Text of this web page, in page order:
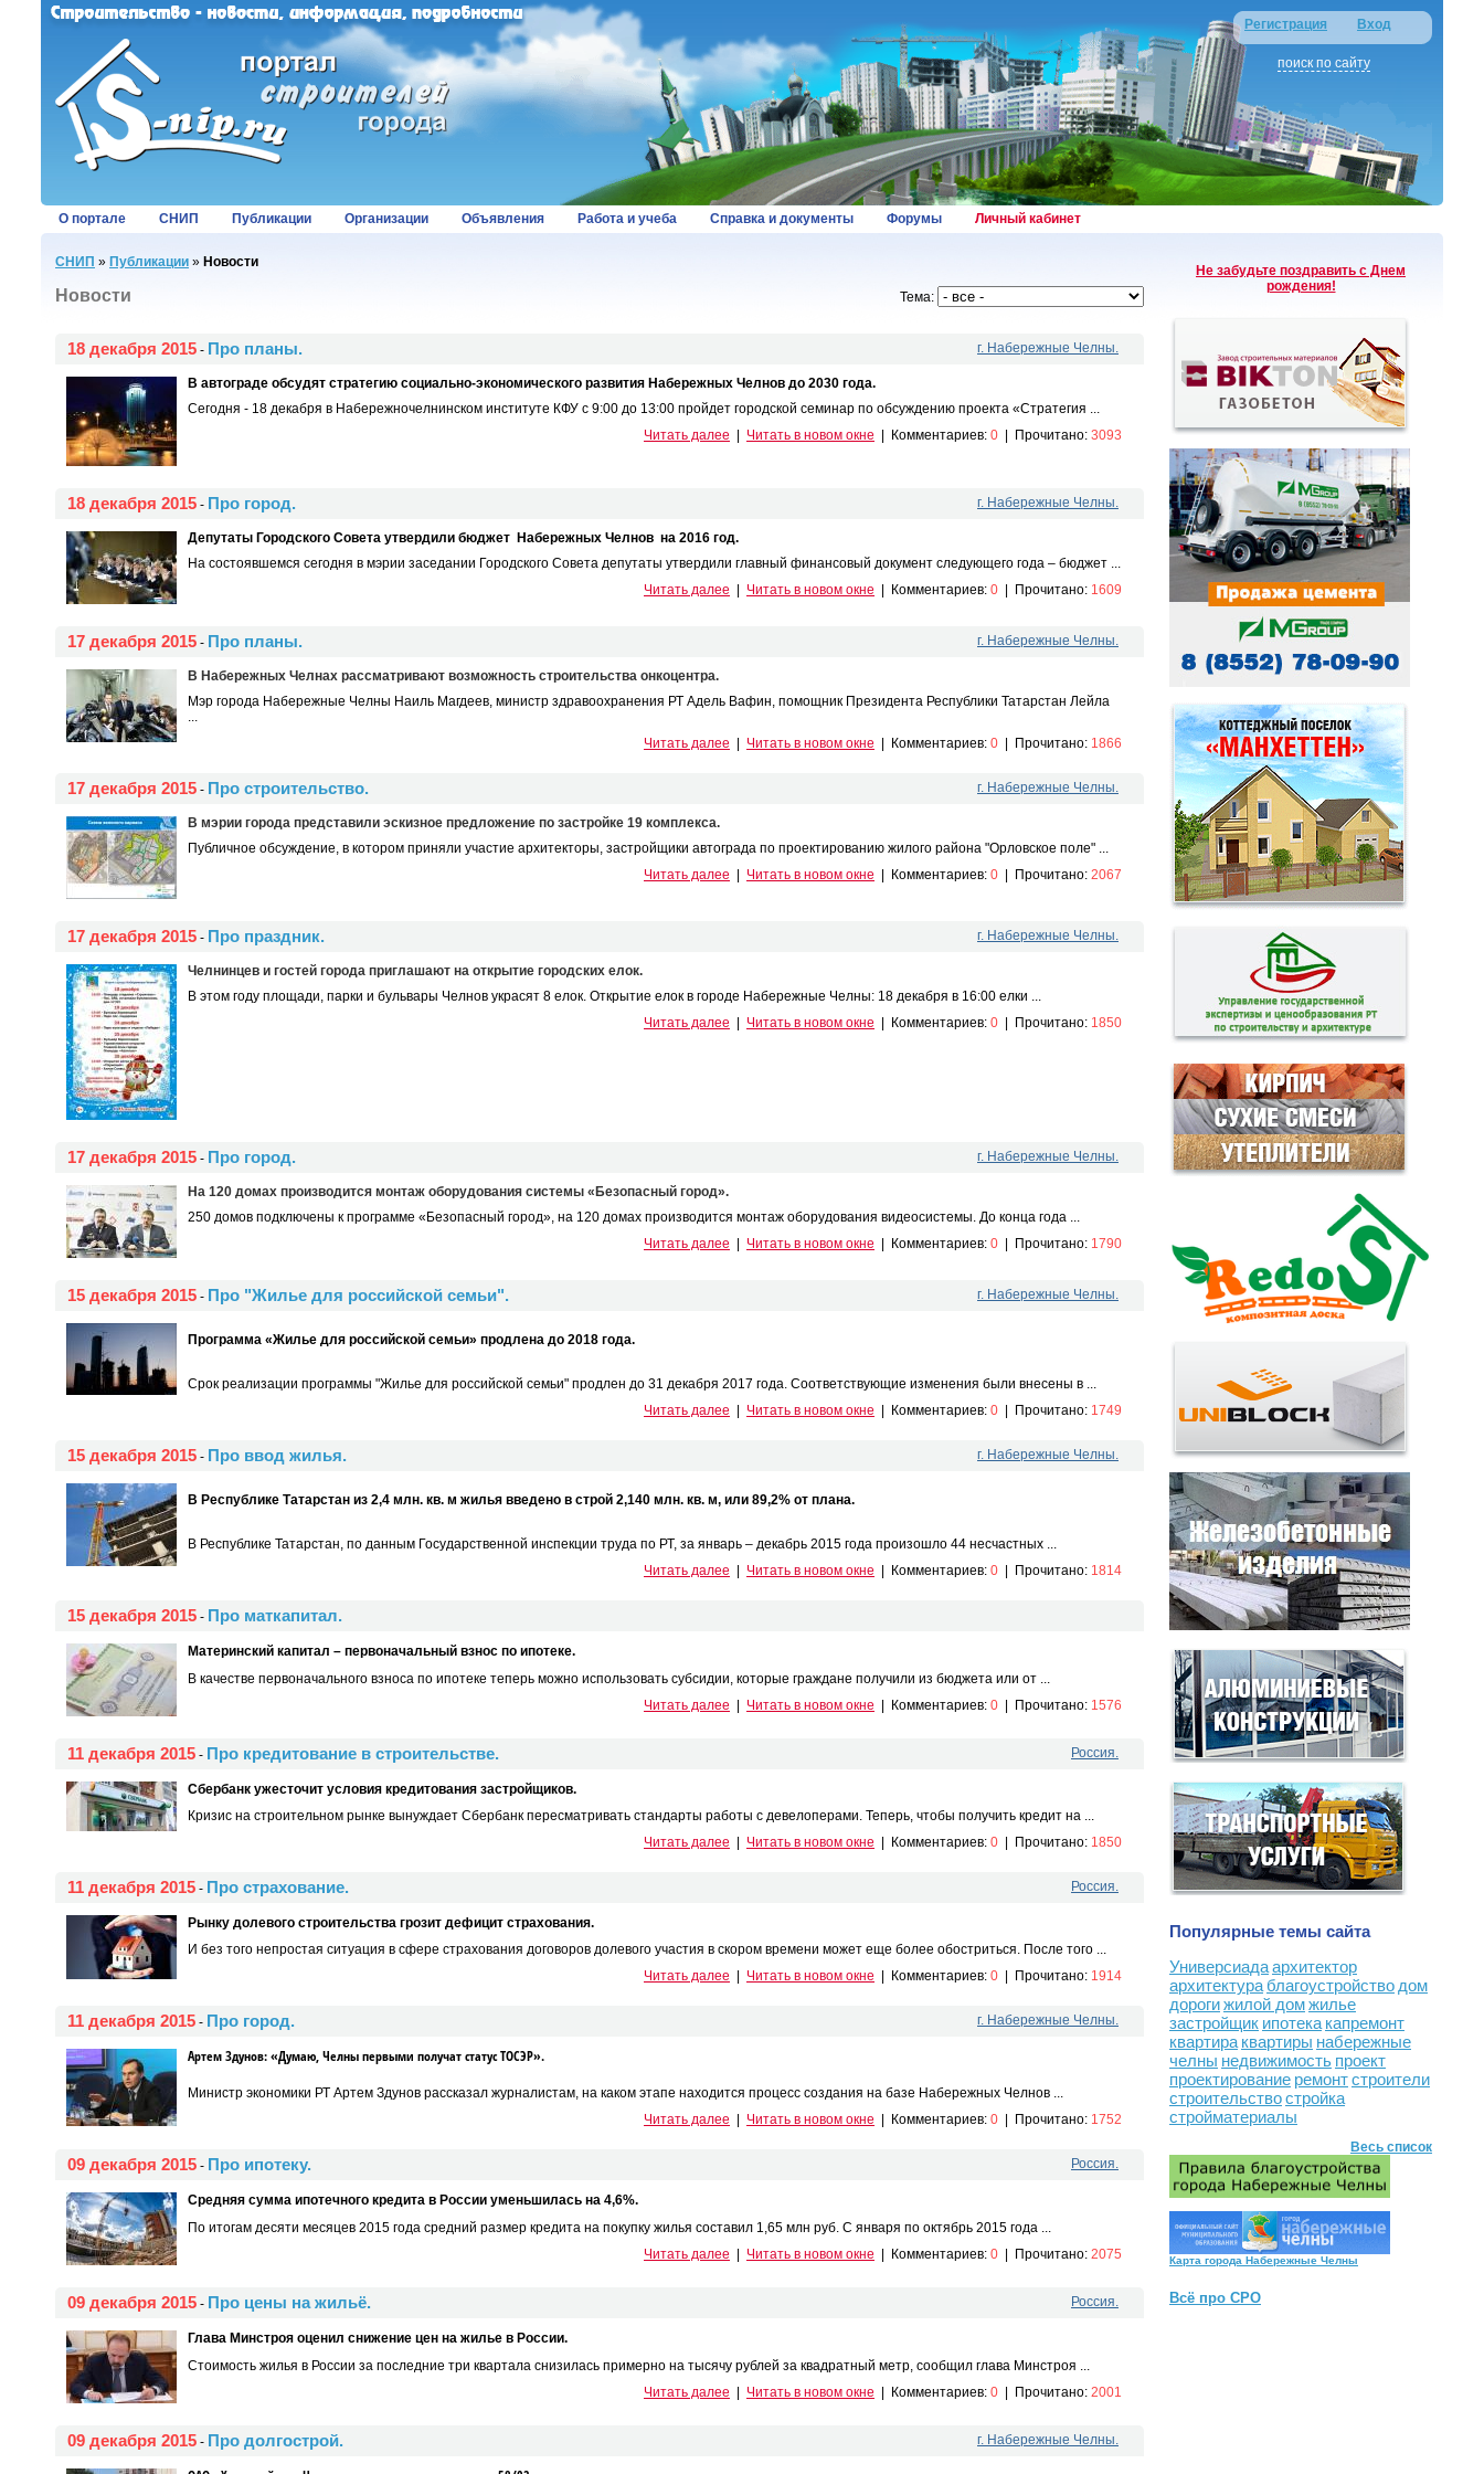
Регистрация Вход
поиск по сайту
О портале СНИП Публикации Организации Объявления Работа и учеба Справка и документы Форумы Личный кабинет
СНИП » Публикации » Новости
Новости Тема:
18 декабря 2015 - Про планы. г. Набережные Челны.
В автограде обсудят стратегию социально-экономического развития Набережных Челнов до 2030 года.
Сегодня - 18 декабря в Набережночелнинском институте КФУ с 9:00 до 13:00 пройдет городской семинар по обсуждению проекта «Стратегия ...
Читать далее
Читать в новом окне Комментариев: 0 Прочитано: 3093
18 декабря 2015 - Про город. г. Набережные Челны.
Депутаты Городского Совета утвердили бюджет Набережных Челнов на 2016 год.
На состоявшемся сегодня в мэрии заседании Городского Совета депутаты утвердили главный финансовый документ следующего года – бюджет ...
Читать далее
Читать в новом окне Комментариев: 0 Прочитано: 1609
17 декабря 2015 - Про планы. г. Набережные Челны.
В Набережных Челнах рассматривают возможность строительства онкоцентра.
Мэр города Набережные Челны Наиль Магдеев, министр здравоохранения РТ Адель Вафин, помощник Президента Республики Татарстан Лейла
...
Читать далее
Читать в новом окне Комментариев: 0 Прочитано: 1866
17 декабря 2015 - Про строительство. г. Набережные Челны.
В мэрии города представили эскизное предложение по застройке 19 комплекса.
Публичное обсуждение, в котором приняли участие архитекторы, застройщики автограда по проектированию жилого района "Орловское поле" ...
Читать далее
Читать в новом окне Комментариев: 0 Прочитано: 2067
17 декабря 2015 - Про праздник. г. Набережные Челны.
Челнинцев и гостей города приглашают на открытие городских елок.
В этом году площади, парки и бульвары Челнов украсят 8 елок. Открытие елок в городе Набережные Челны: 18 декабря в 16:00 елки ...
Читать далее
Читать в новом окне Комментариев: 0 Прочитано: 1850
17 декабря 2015 - Про город. г. Набережные Челны.
На 120 домах производится монтаж оборудования системы «Безопасный город».
250 домов подключены к программе «Безопасный город», на 120 домах производится монтаж оборудования видеосистемы. До конца года ...
Читать далее
Читать в новом окне Комментариев: 0 Прочитано: 1790
15 декабря 2015 - Про "Жилье для российской семьи". г. Набережные Челны.
Программа «Жилье для российской семьи» продлена до 2018 года.
Срок реализации программы "Жилье для российской семьи" продлен до 31 декабря 2017 года. Соответствующие изменения были внесены в ...
Читать далее
Читать в новом окне Комментариев: 0 Прочитано: 1749
15 декабря 2015 - Про ввод жилья. г. Набережные Челны.
В Республике Татарстан из 2,4 млн. кв. м жилья введено в строй 2,140 млн. кв. м, или 89,2% от плана.
В Республике Татарстан, по данным Государственной инспекции труда по РТ, за январь – декабрь 2015 года произошло 44 несчастных ...
Читать далее
Читать в новом окне Комментариев: 0 Прочитано: 1814
15 декабря 2015 - Про маткапитал.
Материнский капитал – первоначальный взнос по ипотеке.
В качестве первоначального взноса по ипотеке теперь можно использовать субсидии, которые граждане получили из бюджета или от ...
Читать далее
Читать в новом окне Комментариев: 0 Прочитано: 1576
11 декабря 2015 - Про кредитование в строительстве. Россия.
Сбербанк ужесточит условия кредитования застройщиков.
Кризис на строительном рынке вынуждает Сбербанк пересматривать стандарты работы с девелоперами. Теперь, чтобы получить кредит на ...
Читать далее
Читать в новом окне Комментариев: 0 Прочитано: 1850
11 декабря 2015 - Про страхование. Россия.
Рынку долевого строительства грозит дефицит страхования.
И без того непростая ситуация в сфере страхования договоров долевого участия в скором времени может еще более обостриться. После того ...
Читать далее
Читать в новом окне Комментариев: 0 Прочитано: 1914
11 декабря 2015 - Про город. г. Набережные Челны.
Артем Здунов: «Думаю, Челны первыми получат статус ТОСЭР».
Министр экономики РТ Артем Здунов рассказал журналистам, на каком этапе находится процесс создания на базе Набережных Челнов ...
Читать далее
Читать в новом окне Комментариев: 0 Прочитано: 1752
09 декабря 2015 - Про ипотеку. Россия.
Средняя сумма ипотечного кредита в России уменьшилась на 4,6%.
По итогам десяти месяцев 2015 года средний размер кредита на покупку жилья составил 1,65 млн руб. С января по октябрь 2015 года ...
Читать далее
Читать в новом окне Комментариев: 0 Прочитано: 2075
09 декабря 2015 - Про цены на жильё. Россия.
Глава Минстроя оценил снижение цен на жилье в России.
Cтоимость жилья в России за последние три квартала снизилась примерно на тысячу рублей за квадратный метр, сообщил глава Минстроя ...
Читать далее
Читать в новом окне Комментариев: 0 Прочитано: 2001
09 декабря 2015 - Про долгострой. г. Набережные Челны.
Не забудьте поздравить с Днем
рождения!
Популярные темы сайта
Универсиадаархитектор
архитектура благоустройство дом
дорогижилой домжилье
застройщик ипотека капремонт
квартира квартиры набережные
челны недвижимость проект
проектирование ремонтстроители
строительствостройка
стройматериалы
Весь список
Карта города Набережные Челны
Всё про СРО